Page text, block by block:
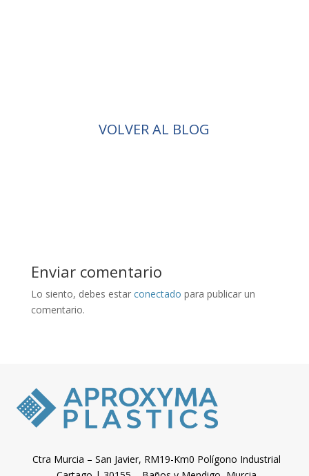
VOLVER AL BLOG
Enviar comentario
Lo siento, debes estar conectado para publicar un
comentario.
Ctra Murcia – San Javier, RM19-Km0 Polígono Industrial